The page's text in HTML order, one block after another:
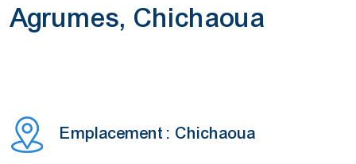
Agrumes, Chichaoua
Emplacement : Chichaoua